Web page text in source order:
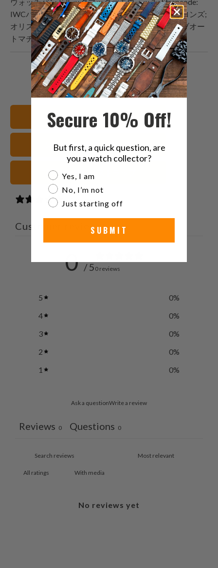
ウォッチバンドルックブックデモウォッチ:Strapcode:
IWCパイロットスピットファイアクロノグラフブロンズ;
オリスダイバーズヘリテージシックスティファイブオー
トマチックメンズウォッチ 733-7707-4064RS
こ
の
内
で
共
す
る
Facebook
で
共
Pinterest
で
共
す
こ
の
メ
ル
友
達
く
さ
20mm 腕時計バンド
レザー 腕時計ストラップ
ブラウン 腕時計ストラップ
0 reviews
Customer reviews
0 / 5 0 reviews
5 0%
4
0%
3
0%
2
0%
1
0%
Ask a questionWrite a review
Reviews 0 Questions 0
With media
No reviews yet
Secure 10% Off!
But first, a quick question, are
you a watch collector?
Are you a watch collector?
Yes, I am
No, I’m not
Just starting off
SUBMIT